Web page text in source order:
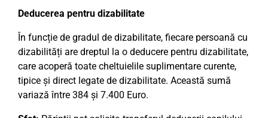
Deducerea pentru dizabilitate
În funcție de gradul de dizabilitate, fiecare persoană cu
dizabilități are dreptul la o deducere pentru dizabilitate,
care acoperă toate cheltuielile suplimentare curente,
tipice și direct legate de dizabilitate. Această sumă
variază între 384 și 7.400 Euro.